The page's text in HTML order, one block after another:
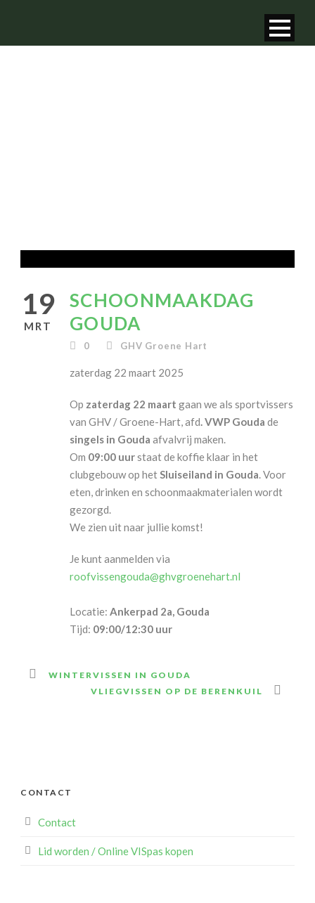
19
MRT
SCHOONMAAKDAG
GOUDA
0 GHV Groene Hart
zaterdag 22 maart 2025
Op zaterdag 22 maart gaan we als sportvissers
van GHV / Groene-Hart, afd. VWP Gouda de
singels in Gouda afvalvrij maken.
Om 09:00 uurstaat de koffie klaar in het
clubgebouw op hetSluiseiland in Gouda. Voor
eten, drinken en schoonmaakmaterialen wordt
gezorgd.
We zien uit naar jullie komst!
Je kunt aanmelden via
roofvissengouda@ghvgroenehart.nl
Locatie: Ankerpad 2a, Gouda
Tijd: 09:00/12:30 uur
WINTERVISSEN IN GOUDA
VLIEGVISSEN OP DE BERENKUIL
CONTACT
Contact
Lid worden / Online VISpas kopen